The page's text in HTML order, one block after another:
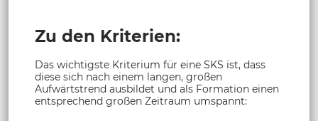
Zu den Kriterien:
Das wichtigste Kriterium für eine SKS ist, dass
diese sich nach einem langen, großen
Aufwärtstrend ausbildet und als Formation einen
entsprechend großen Zeitraum umspannt: